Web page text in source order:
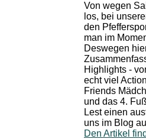
Von wegen
los, bei
den
man im
Deswegen
Highlights -
echt viel
Friends
und das 4.
Lest einen
uns im Blog
Den Artikel